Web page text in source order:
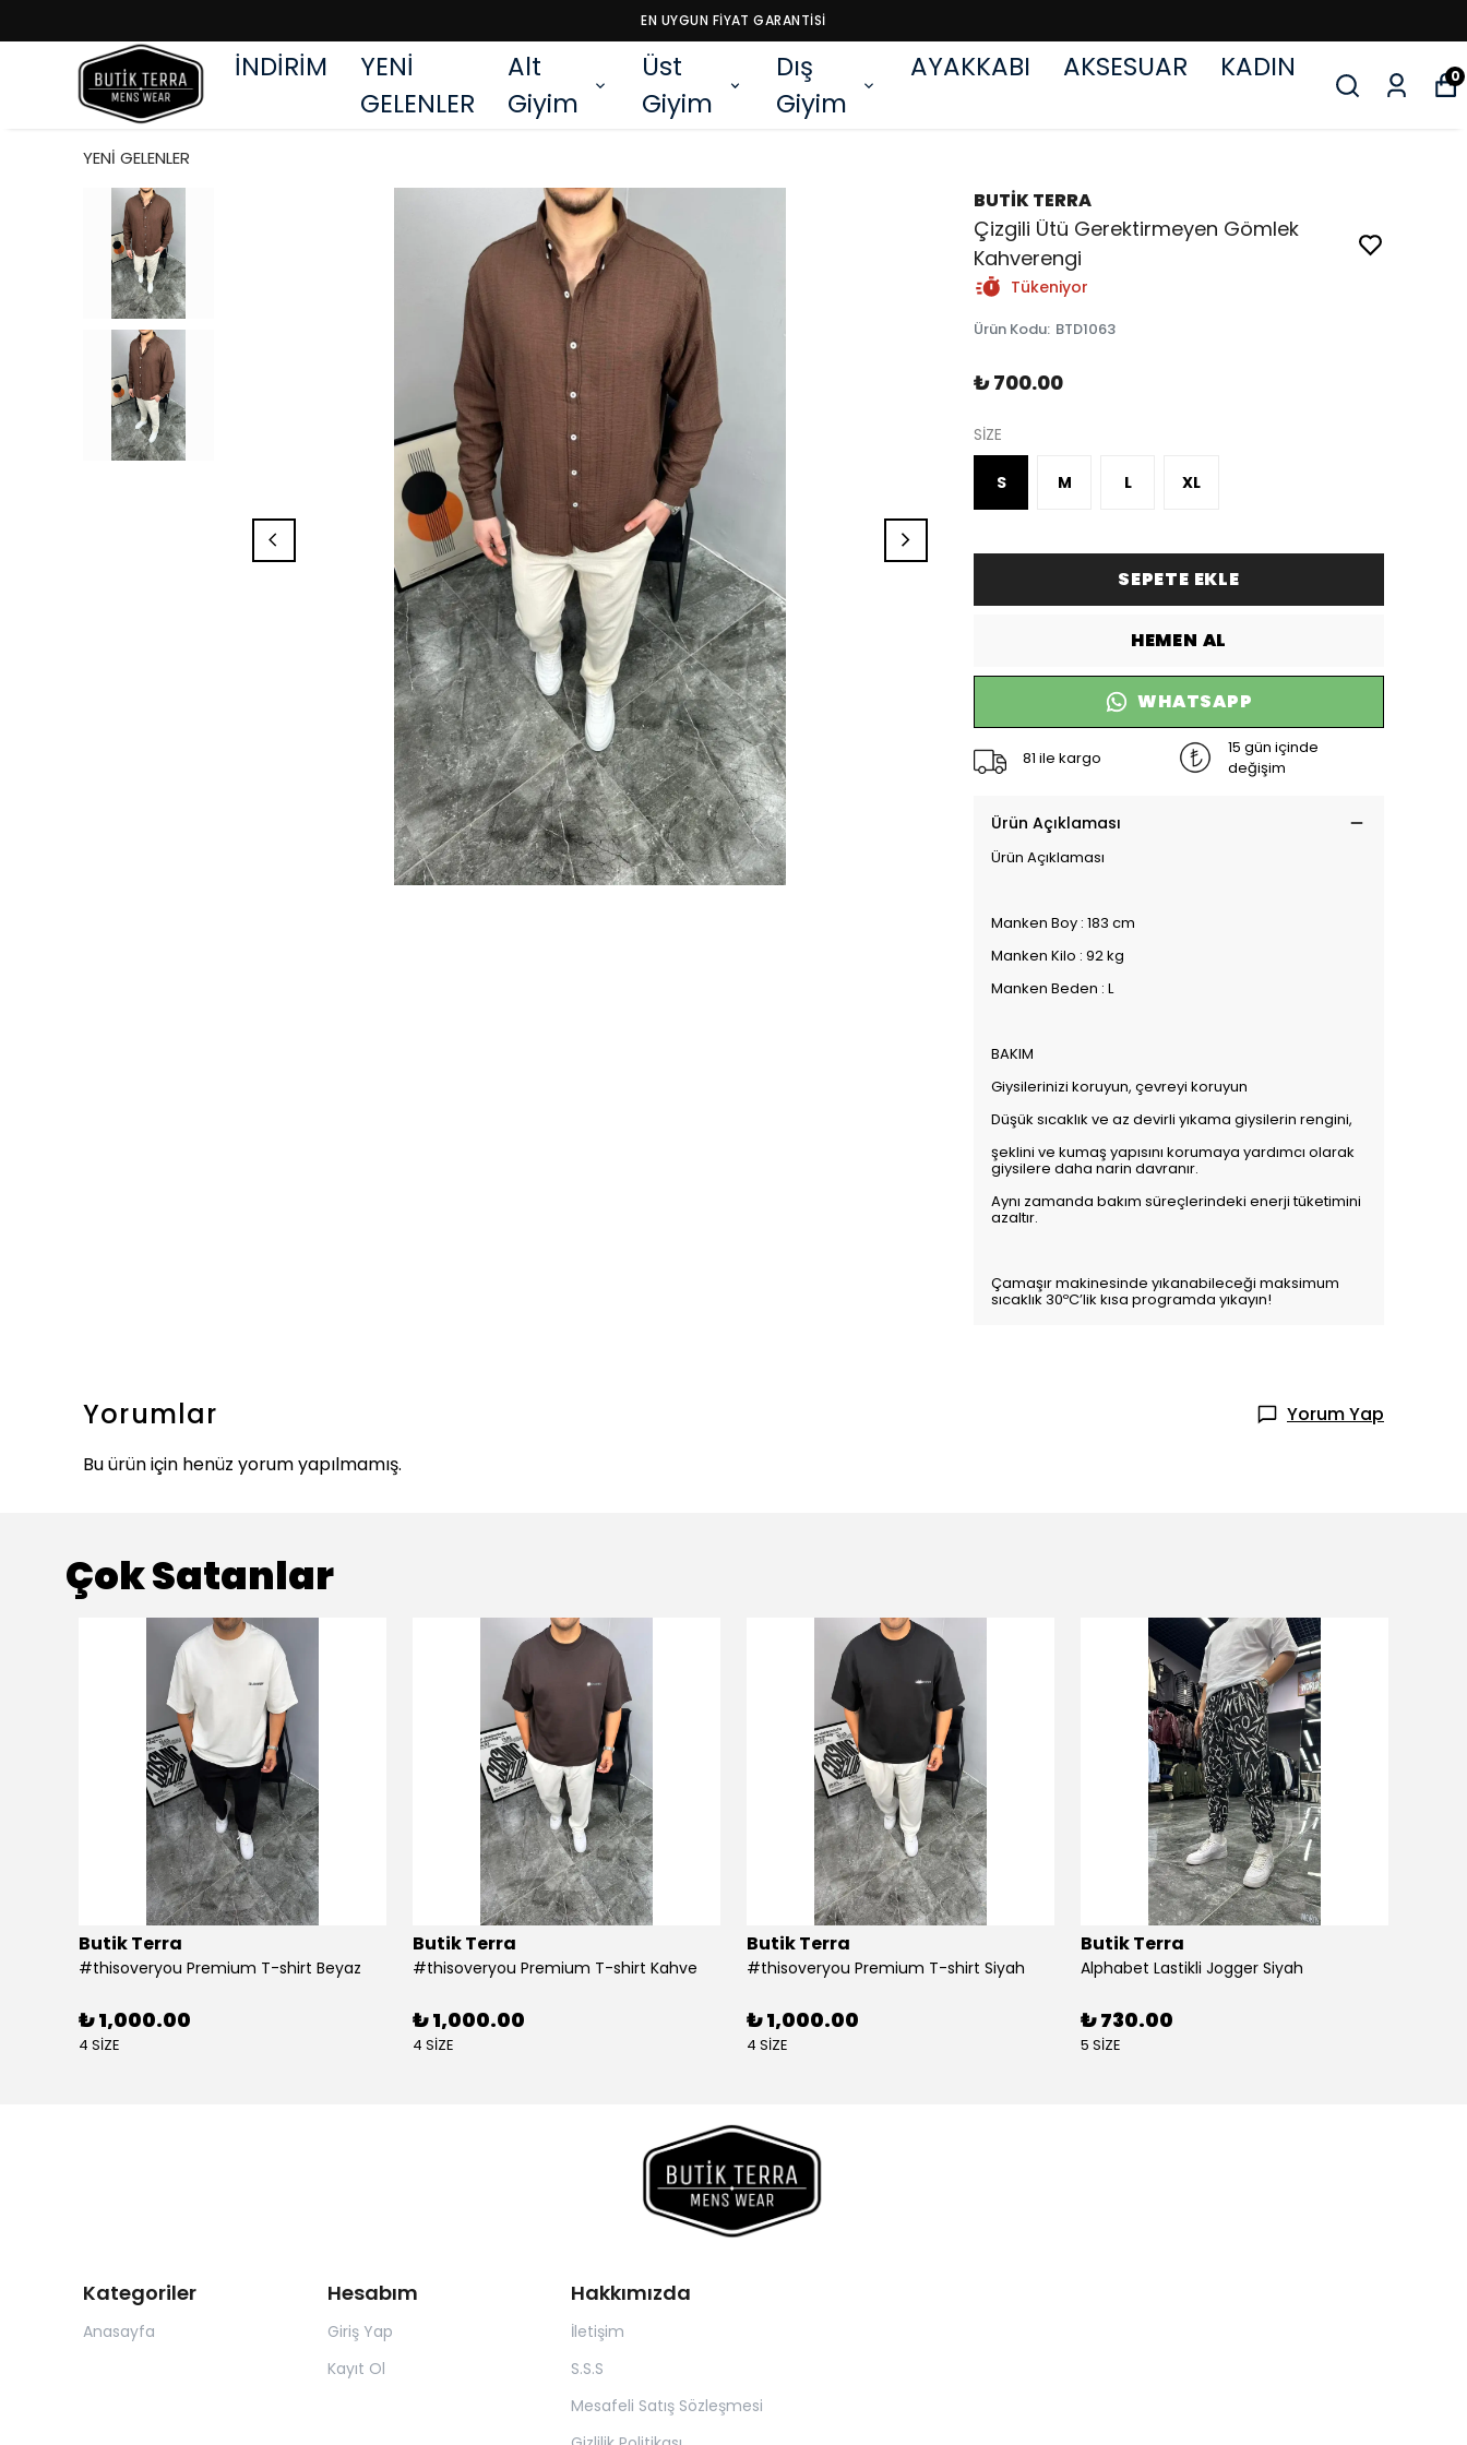
EN UYGUN FİYAT GARANTİSİ
İNDİRİM
YENİ
GELENLER
Alt
Giyim
Üst
Giyim
Dış
Giyim
AYAKKABI AKSESUAR KADIN 0
YENİ GELENLER
BUTİK TERRA
Çizgili Ütü Gerektirmeyen Gömlek
Kahverengi
Tükeniyor
Ürün Kodu: BTD1063
₺ 700.00
SİZE
S M L XL
SEPETE EKLE
HEMEN AL
WHATSAPP
81 ile kargo
15 gün içinde
değişim
Ürün Açıklaması
Ürün Açıklaması
Manken Boy : 183 cm
Manken Kilo : 92 kg
Manken Beden : L
BAKIM
Giysilerinizi koruyun, çevreyi koruyun
Düşük sıcaklık ve az devirli yıkama giysilerin rengini,
şeklini ve kumaş yapısını korumaya yardımcı olarak
giysilere daha narin davranır.
Aynı zamanda bakım süreçlerindeki enerji tüketimini
azaltır.
Çamaşır makinesinde yıkanabileceği maksimum
sıcaklık 30ºC’lik kısa programda yıkayın!
Yorumlar
Yorum Yap
Bu ürün için henüz yorum yapılmamış.
Çok Satanlar
Butik Terra
#thisoveryou Premium T-shirt Beyaz
₺ 1,000.00
4 SİZE
Butik Terra
#thisoveryou Premium T-shirt Kahve
₺ 1,000.00
4 SİZE
Butik Terra
#thisoveryou Premium T-shirt Siyah
₺ 1,000.00
4 SİZE
Butik Terra
Alphabet Lastikli Jogger Siyah
₺ 730.00
5 SİZE
Kategoriler
Anasayfa
Hesabım
Giriş Yap
Kayıt Ol
Hakkımızda
İletişim
S.S.S
Mesafeli Satış Sözleşmesi